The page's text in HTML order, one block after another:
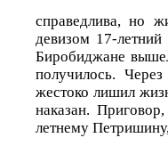
справедлива, но
девизом 17-
Биробиджане
получилось.
жестоко лишил
наказан.
летнему